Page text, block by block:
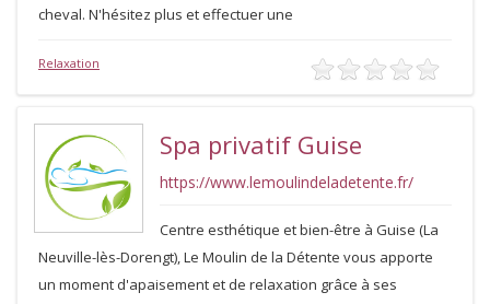
cheval. N'hésitez plus et effectuer une
Relaxation
Spa privatif Guise
https://www.lemoulindeladetente.fr/
Centre esthétique et bien-être à Guise (La
Neuville-lès-Dorengt), Le Moulin de la Détente vous apporte
un moment d'apaisement et de relaxation grâce à ses